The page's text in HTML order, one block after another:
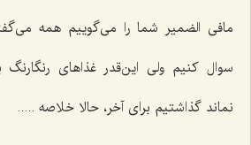
مافی الضمیر شما را می‌گوییم همه
سوال کنیم ولی این‌قدر غذاهای
نماند گذاشتیم برای آخر، حالا خلاصه .....